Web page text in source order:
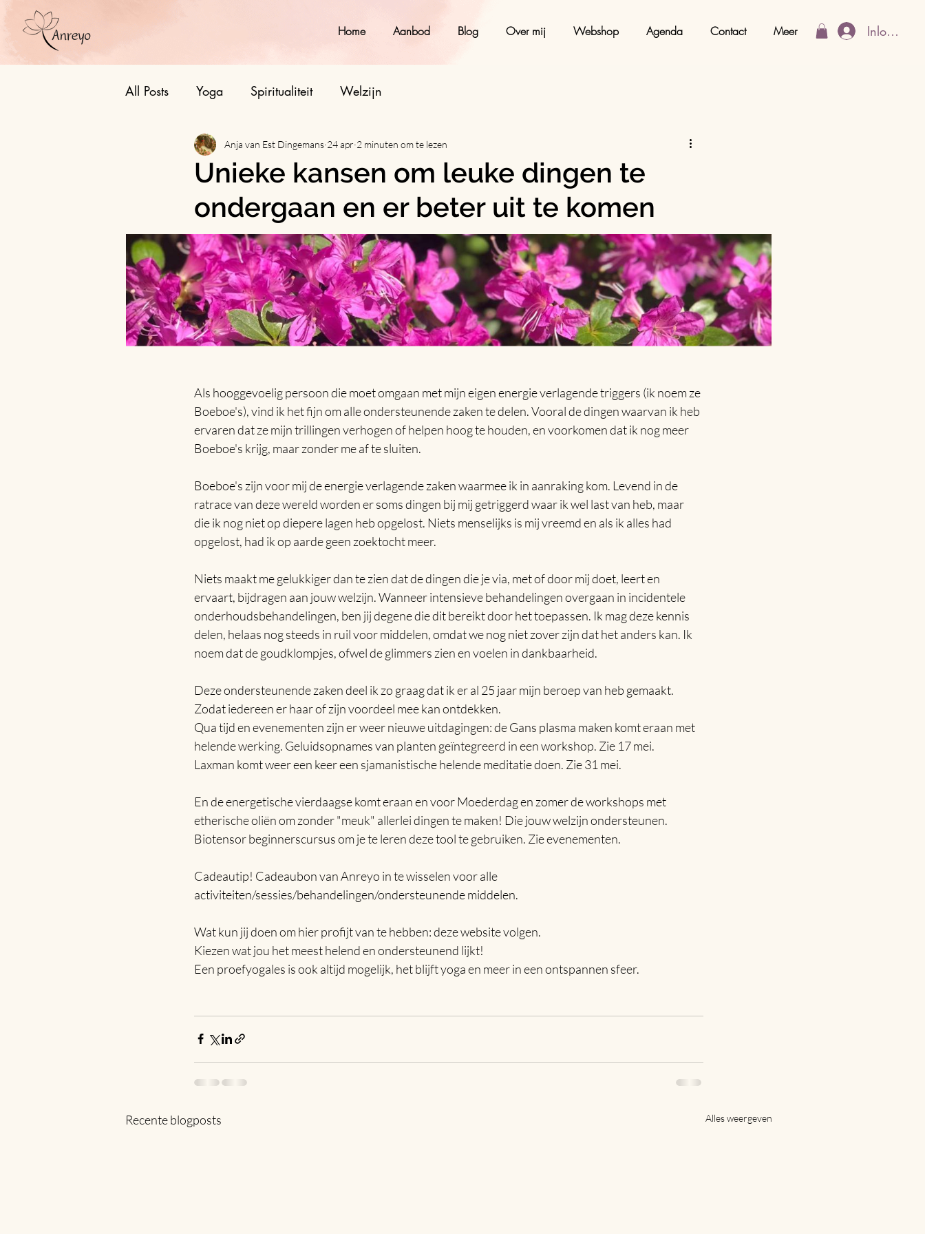
Home Aanbod Blog Over mij Webshop Agenda Contact Meer Inloggen
All Posts Yoga Spiritualiteit Welzijn
Unieke kansen om leuke dingen te
ondergaan en er beter uit te komen
Anja van Est Dingemans 24 apr 2 minuten om te lezen
Als hooggevoelig persoon die moet omgaan met mijn eigen energie verlagende triggers (ik noem ze
Boeboe's), vind ik het fijn om alle ondersteunende zaken te delen. Vooral de dingen waarvan ik heb
ervaren dat ze mijn trillingen verhogen of helpen hoog te houden, en voorkomen dat ik nog meer
Boeboe's krijg, maar zonder me af te sluiten.
Boeboe's zijn voor mij de energie verlagende zaken waarmee ik in aanraking kom. Levend in de
ratrace van deze wereld worden er soms dingen bij mij getriggerd waar ik wel last van heb, maar
die ik nog niet op diepere lagen heb opgelost. Niets menselijks is mij vreemd en als ik alles had
opgelost, had ik op aarde geen zoektocht meer.
Niets maakt me gelukkiger dan te zien dat de dingen die je via, met of door mij doet, leert en
ervaart, bijdragen aan jouw welzijn. Wanneer intensieve behandelingen overgaan in incidentele
onderhoudsbehandelingen, ben jij degene die dit bereikt door het toepassen. Ik mag deze kennis
delen, helaas nog steeds in ruil voor middelen, omdat we nog niet zover zijn dat het anders kan. Ik
noem dat de goudklompjes, ofwel de glimmers zien en voelen in dankbaarheid.
Deze ondersteunende zaken deel ik zo graag dat ik er al 25 jaar mijn beroep van heb gemaakt.
Zodat iedereen er haar of zijn voordeel mee kan ontdekken.
Qua tijd en evenementen zijn er weer nieuwe uitdagingen: de Gans plasma maken komt eraan met
helende werking. Geluidsopnames van planten geïntegreerd in een workshop. Zie 17 mei.
Laxman komt weer een keer een sjamanistische helende meditatie doen. Zie 31 mei.
En de energetische vierdaagse komt eraan en voor Moederdag en zomer de workshops met
etherische oliën om zonder "meuk" allerlei dingen te maken! Die jouw welzijn ondersteunen.
Biotensor beginnerscursus om je te leren deze tool te gebruiken. Zie evenementen.
Cadeautip! Cadeaubon van Anreyo in te wisselen voor alle
activiteiten/sessies/behandelingen/ondersteunende middelen.
Wat kun jij doen om hier profijt van te hebben: deze website volgen.
Kiezen wat jou het meest helend en ondersteunend lijkt!
Een proefyogales is ook altijd mogelijk, het blijft yoga en meer in een ontspannen sfeer.
Recente blogposts Alles weergeven